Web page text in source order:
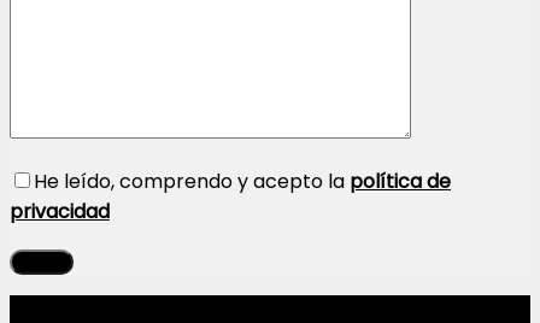
He leído, comprendo y acepto la política de
privacidad